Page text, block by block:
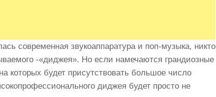
современная звукоаппаратура и поп-музыка, никто
-«диджея». Но если намечаются грандиозные
которых будет присутствовать большое число
диджея будет просто не